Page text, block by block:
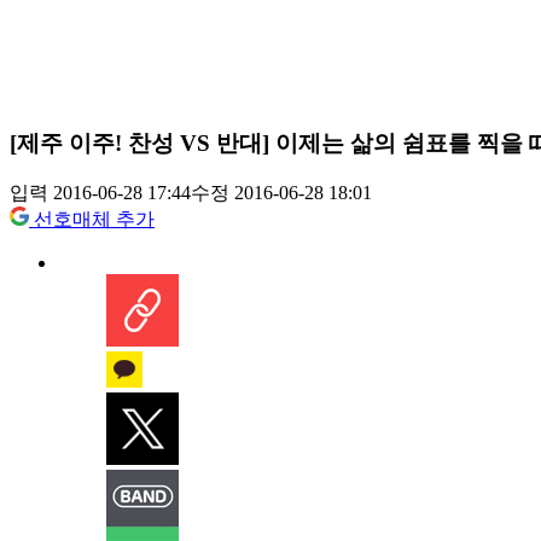
[제주 이주! 찬성 VS 반대] 이제는 삶의 쉼표를 찍을
입력 2016-06-28 17:44수정 2016-06-28 18:01
선호매체 추가